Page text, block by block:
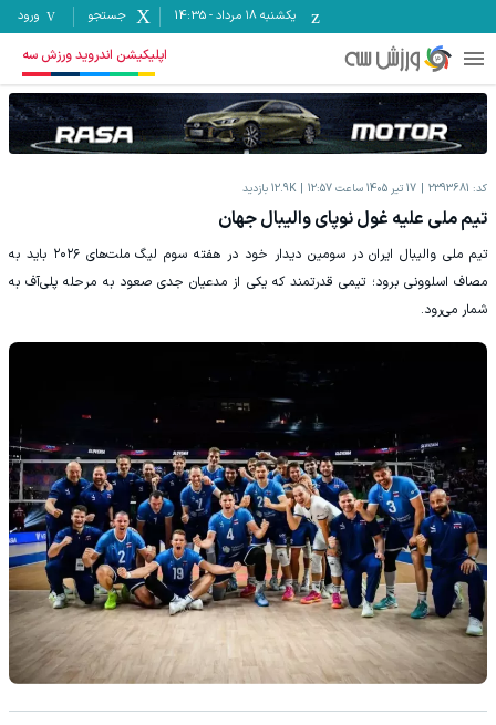
یکشنبه ۱۸ مرداد -
14:35 جستجو ورود
اپلیکیشن اندروید ورزش سه
کد: 2393681 17 تیر 1405 ساعت 12:57 12.9K بازدید
تیم ملی علیه غول نوپای والیبال جهان
تیم ملی والیبال ایران در سومین دیدار خود در هفته سوم لیگ ملت‌های ۲۰۲۶ باید به
مصاف اسلوونی برود؛ تیمی قدرتمند که یکی از مدعیان جدی صعود به مرحله پلی‌آف به
شمار می‌رود.